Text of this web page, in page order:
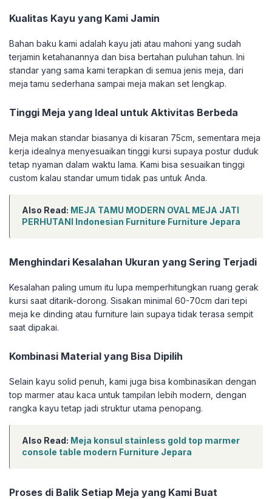
Kualitas Kayu yang Kami Jamin
Bahan baku kami adalah kayu jati atau mahoni yang sudah
terjamin ketahanannya dan bisa bertahan puluhan tahun. Ini
standar yang sama kami terapkan di semua jenis meja, dari
meja tamu sederhana sampai meja makan set lengkap.
Tinggi Meja yang Ideal untuk Aktivitas Berbeda
Meja makan standar biasanya di kisaran 75cm, sementara meja
kerja idealnya menyesuaikan tinggi kursi supaya postur duduk
tetap nyaman dalam waktu lama. Kami bisa sesuaikan tinggi
custom kalau standar umum tidak pas untuk Anda.
Also Read: MEJA TAMU MODERN OVAL MEJA JATI
PERHUTANI Indonesian Furniture Furniture Jepara
Menghindari Kesalahan Ukuran yang Sering Terjadi
Kesalahan paling umum itu lupa memperhitungkan ruang gerak
kursi saat ditarik-dorong. Sisakan minimal 60-70cm dari tepi
meja ke dinding atau furniture lain supaya tidak terasa sempit
saat dipakai.
Kombinasi Material yang Bisa Dipilih
Selain kayu solid penuh, kami juga bisa kombinasikan dengan
top marmer atau kaca untuk tampilan lebih modern, dengan
rangka kayu tetap jadi struktur utama penopang.
Also Read: Meja konsul stainless gold top marmer
console table modern Furniture Jepara
Proses di Balik Setiap Meja yang Kami Buat